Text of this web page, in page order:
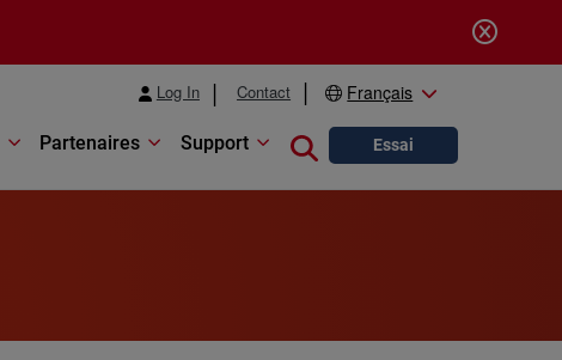
Log In Contact Français
Partenaires Support Close search
Essai